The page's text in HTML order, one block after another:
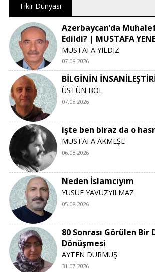
Fikir Dünyası
Azerbaycan’da
Edildi? | MUSTAFA
MUSTAFA YILDIZ
07.08.2026
BİLGİNİN
ÜSTÜN BOL
07.08.2026
işte ben biraz da o
MUSTAFA AKMEŞE
06.08.2026
Neden İslamcıyım
YUSUF YAVUZYILMAZ
05.08.2026
80 Sonrası Görülen Bir
Dönüşmesi
AYTEN DURMUŞ
31.07.2026